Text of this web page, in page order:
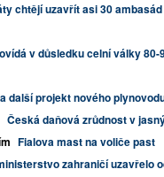
chtějí uzavřít asi 30
v důsledku celní války 80-
další projekt nového
Česká daňová zrůdnost v
Fialova mast na voliče past
zahraničí uzavřelo